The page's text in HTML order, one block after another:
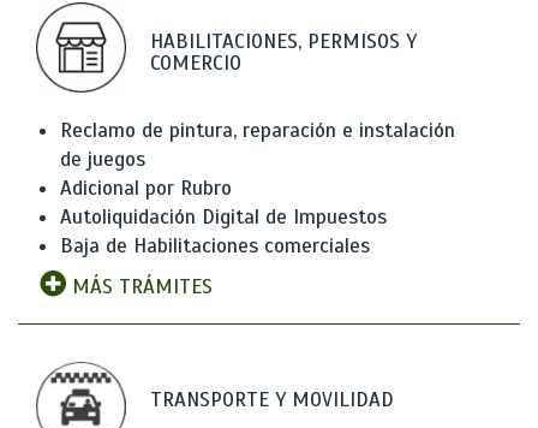
HABILITACIONES, PERMISOS Y
COMERCIO
Reclamo de pintura, reparación e instalación
de juegos
Adicional por Rubro
Autoliquidación Digital de Impuestos
Baja de Habilitaciones comerciales
MÁS TRÁMITES
TRANSPORTE Y MOVILIDAD